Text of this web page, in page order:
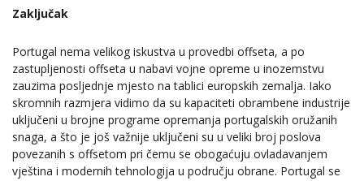
Zaključak
Portugal nema velikog iskustva u provedbi offseta, a po
zastupljenosti offseta u nabavi vojne opreme u inozemstvu
zauzima posljednje mjesto na tablici europskih zemalja. Iako
skromnih razmjera vidimo da su kapaciteti obrambene industrije
uključeni u brojne programe opremanja portugalskih oružanih
snaga, a što je još važnije uključeni su u veliki broj poslova
povezanih s offsetom pri čemu se obogaćuju ovladavanjem
vještina i modernih tehnologija u području obrane. Portugal se